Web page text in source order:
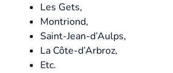
Les Gets,
Montriond,
Saint-Jean-d’Aulps,
La Côte-d’Arbroz,
Etc.